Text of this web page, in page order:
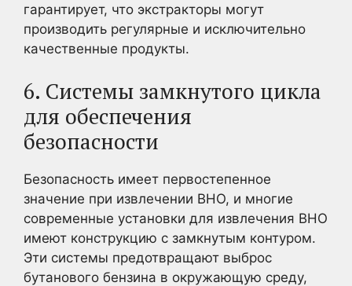
гарантирует, что экстракторы могут
производить регулярные и исключительно
качественные продукты.
6. Системы замкнутого цикла
для обеспечения
безопасности
Безопасность имеет первостепенное
значение при извлечении BHO, и многие
современные установки для извлечения BHO
имеют конструкцию с замкнутым контуром.
Эти системы предотвращают выброс
бутанового бензина в окружающую среду,